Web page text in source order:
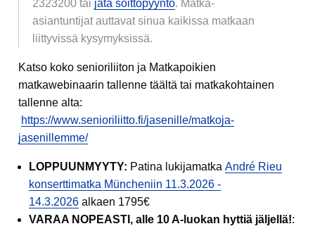
2323200 tai jätä soittopyyntö. Matka-
asiantuntijat auttavat sinua kaikissa matkaan
liittyvissä kysymyksissä.
Katso koko senioriliiton ja Matkapoikien
matkawebinaarin tallenne täältä tai matkakohtainen
tallenne alta:
https://www.senioriliitto.fi/jasenille/matkoja-
jasenillemme/
LOPPUUNMYYTY: Patina lukijamatka André Rieu
konserttimatka Müncheniin 11.3.2026 -
14.3.2026 alkaen 1795€
VARAA NOPEASTI, alle 10 A-luokan hyttiä jäljellä!: